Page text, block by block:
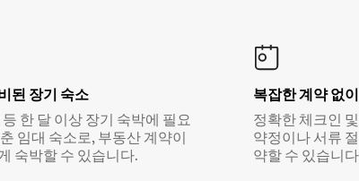
된 장기 숙소
한 달 이상 장기 숙박에 필요
임대 숙소로, 부동산 계약이
숙박할 수 있습니다.
복잡한 계약 없
정확한 체크인
약정이나 서류
약할 수 있습니